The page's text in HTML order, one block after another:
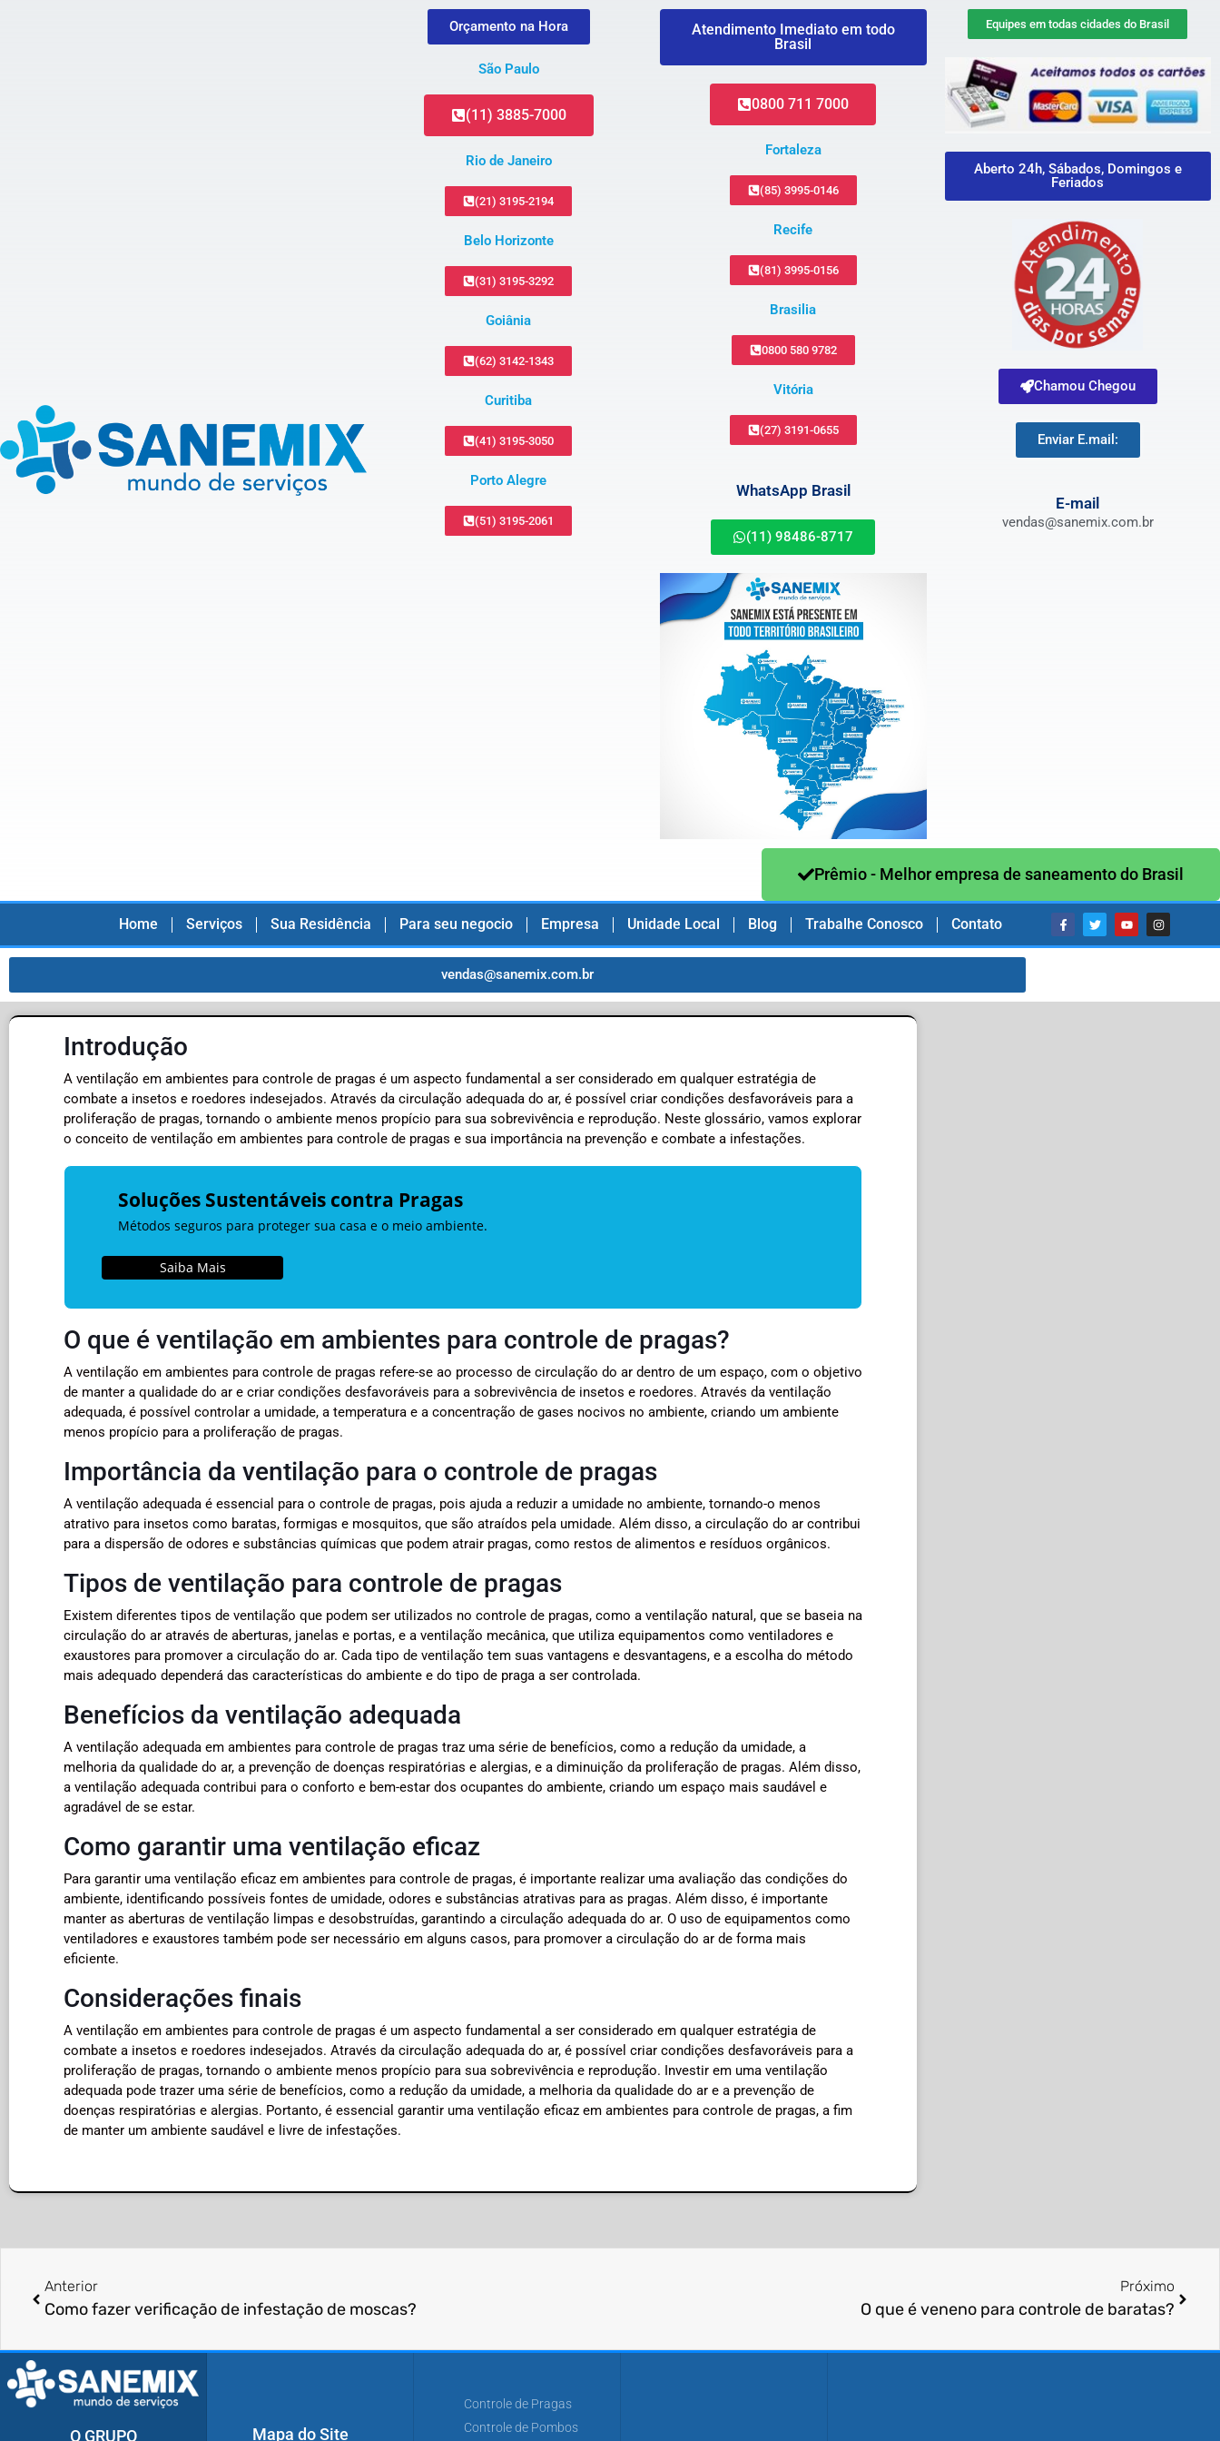
Orçamento na Hora
São Paulo
(11) 3885-7000
Rio de Janeiro
(21) 3195-2194
Belo Horizonte
(31) 3195-3292
Goiânia
(62) 3142-1343
Curitiba
(41) 3195-3050
Porto Alegre
(51) 3195-2061
Atendimento Imediato em todo
Brasil
0800 711 7000
Fortaleza
(85) 3995-0146
Recife
(81) 3995-0156
Brasilia
0800 580 9782
Vitória
(27) 3191-0655
WhatsApp Brasil
(11) 98486-8717
Equipes em todas cidades do Brasil
Aberto 24h, Sábados, Domingos e
Feriados
Chamou Chegou
Enviar E.mail:
E-mail
vendas@sanemix.com.br
Prêmio - Melhor empresa de saneamento do Brasil
Home Serviços Sua Residência Para seu negocio Empresa Unidade Local Blog Trabalhe Conosco Contato
vendas@sanemix.com.br
Introdução
A ventilação em ambientes para controle de pragas é um aspecto fundamental a ser considerado em qualquer estratégia de
combate a insetos e roedores indesejados. Através da circulação adequada do ar, é possível criar condições desfavoráveis para a
proliferação de pragas, tornando o ambiente menos propício para sua sobrevivência e reprodução. Neste glossário, vamos explorar
o conceito de ventilação em ambientes para controle de pragas e sua importância na prevenção e combate a infestações.
Soluções Sustentáveis contra Pragas
Métodos seguros para proteger sua casa e o meio ambiente.
Saiba Mais
O que é ventilação em ambientes para controle de pragas?
A ventilação em ambientes para controle de pragas refere-se ao processo de circulação do ar dentro de um espaço, com o objetivo
de manter a qualidade do ar e criar condições desfavoráveis para a sobrevivência de insetos e roedores. Através da ventilação
adequada, é possível controlar a umidade, a temperatura e a concentração de gases nocivos no ambiente, criando um ambiente
menos propício para a proliferação de pragas.
Importância da ventilação para o controle de pragas
A ventilação adequada é essencial para o controle de pragas, pois ajuda a reduzir a umidade no ambiente, tornando-o menos
atrativo para insetos como baratas, formigas e mosquitos, que são atraídos pela umidade. Além disso, a circulação do ar contribui
para a dispersão de odores e substâncias químicas que podem atrair pragas, como restos de alimentos e resíduos orgânicos.
Tipos de ventilação para controle de pragas
Existem diferentes tipos de ventilação que podem ser utilizados no controle de pragas, como a ventilação natural, que se baseia na
circulação do ar através de aberturas, janelas e portas, e a ventilação mecânica, que utiliza equipamentos como ventiladores e
exaustores para promover a circulação do ar. Cada tipo de ventilação tem suas vantagens e desvantagens, e a escolha do método
mais adequado dependerá das características do ambiente e do tipo de praga a ser controlada.
Benefícios da ventilação adequada
A ventilação adequada em ambientes para controle de pragas traz uma série de benefícios, como a redução da umidade, a
melhoria da qualidade do ar, a prevenção de doenças respiratórias e alergias, e a diminuição da proliferação de pragas. Além disso,
a ventilação adequada contribui para o conforto e bem-estar dos ocupantes do ambiente, criando um espaço mais saudável e
agradável de se estar.
Como garantir uma ventilação eficaz
Para garantir uma ventilação eficaz em ambientes para controle de pragas, é importante realizar uma avaliação das condições do
ambiente, identificando possíveis fontes de umidade, odores e substâncias atrativas para as pragas. Além disso, é importante
manter as aberturas de ventilação limpas e desobstruídas, garantindo a circulação adequada do ar. O uso de equipamentos como
ventiladores e exaustores também pode ser necessário em alguns casos, para promover a circulação do ar de forma mais
eficiente.
Considerações finais
A ventilação em ambientes para controle de pragas é um aspecto fundamental a ser considerado em qualquer estratégia de
combate a insetos e roedores indesejados. Através da circulação adequada do ar, é possível criar condições desfavoráveis para a
proliferação de pragas, tornando o ambiente menos propício para sua sobrevivência e reprodução. Investir em uma ventilação
adequada pode trazer uma série de benefícios, como a redução da umidade, a melhoria da qualidade do ar e a prevenção de
doenças respiratórias e alergias. Portanto, é essencial garantir uma ventilação eficaz em ambientes para controle de pragas, a fim
de manter um ambiente saudável e livre de infestações.
Anterior
Como fazer verificação de infestação de moscas?
Próximo
O que é veneno para controle de baratas?
O GRUPO Mapa do Site
Controle de Pragas
Controle de Pombos